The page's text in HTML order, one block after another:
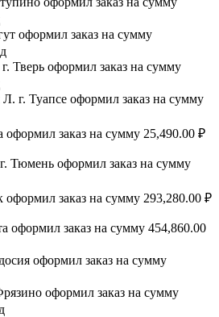
оформил заказ на сумму
Тверь оформил заказ на сумму
г. Туапсе оформил заказ на сумму
оформил заказ на сумму 25,490.00 ₽
Тюмень оформил заказ на сумму
оформил заказ на сумму 293,280.00 ₽
оформил заказ на сумму 454,860.00
оформил заказ на сумму
оформил заказ на сумму